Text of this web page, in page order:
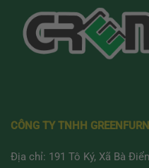
nhiều
biến
thể.
Các
được
trang
CÔNG TY TNHH GREENFURNI
Địa chỉ: 191 Tô Ký, Xã Bà